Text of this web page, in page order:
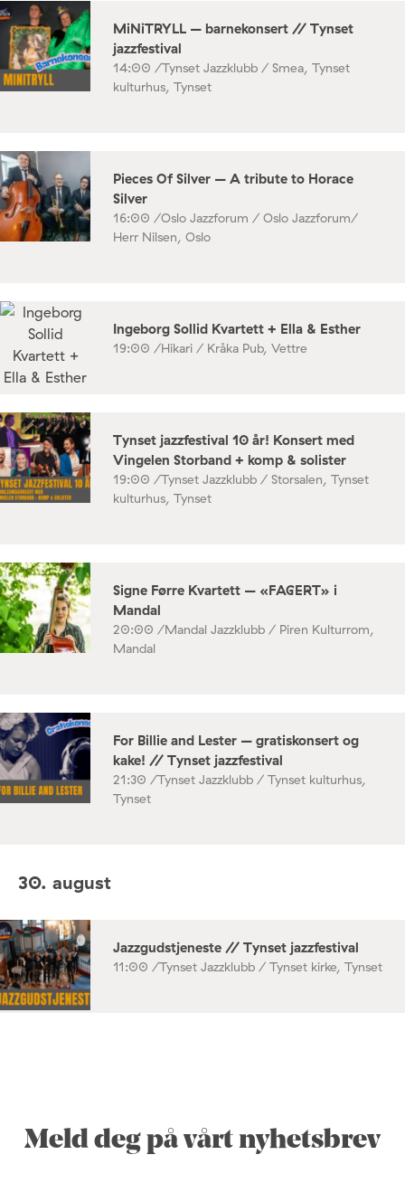
MiNiTRYLL – barnekonsert // Tynset
jazzfestival
14:00 /Tynset Jazzklubb / Smea, Tynset
kulturhus, Tynset
Pieces Of Silver – A tribute to Horace
Silver
16:00 /Oslo Jazzforum / Oslo Jazzforum/
Herr Nilsen, Oslo
Ingeborg Sollid Kvartett + Ella & Esther
19:00 /Hikari / Kråka Pub, Vettre
Tynset jazzfestival 10 år! Konsert med
Vingelen Storband + komp & solister
19:00 /Tynset Jazzklubb / Storsalen, Tynset
kulturhus, Tynset
Signe Førre Kvartett – «FAGERT» i
Mandal
20:00 /Mandal Jazzklubb / Piren Kulturrom,
Mandal
For Billie and Lester – gratiskonsert og
kake! // Tynset jazzfestival
21:30 /Tynset Jazzklubb / Tynset kulturhus,
Tynset
30. august
Jazzgudstjeneste // Tynset jazzfestival
11:00 /Tynset Jazzklubb / Tynset kirke, Tynset
Meld deg på vårt nyhetsbrev